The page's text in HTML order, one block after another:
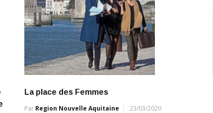
La place des Femmes
Par Region Nouvelle Aquitaine 23/03/2020